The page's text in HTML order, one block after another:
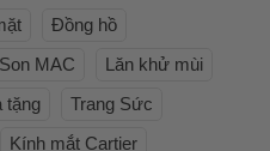
Đồng hồ
Son MAC
Lăn khử mùi
tặng
Trang Sức
Kính mắt Cartier